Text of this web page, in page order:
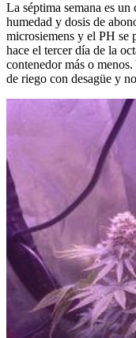
La séptima semana es un
humedad y dosis de
microsiemens y el PH se
hace el tercer día de la
contenedor más o
de riego con desagüe y